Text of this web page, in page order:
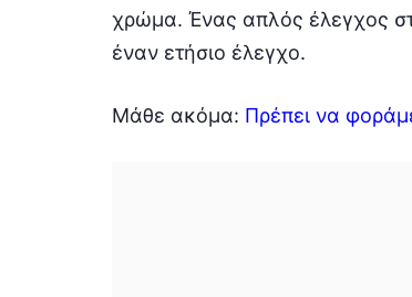
χρώμα. Ένας απλός έλεγχος
έναν ετήσιο έλεγχο.
Μάθε ακόμα: Πρέπει να